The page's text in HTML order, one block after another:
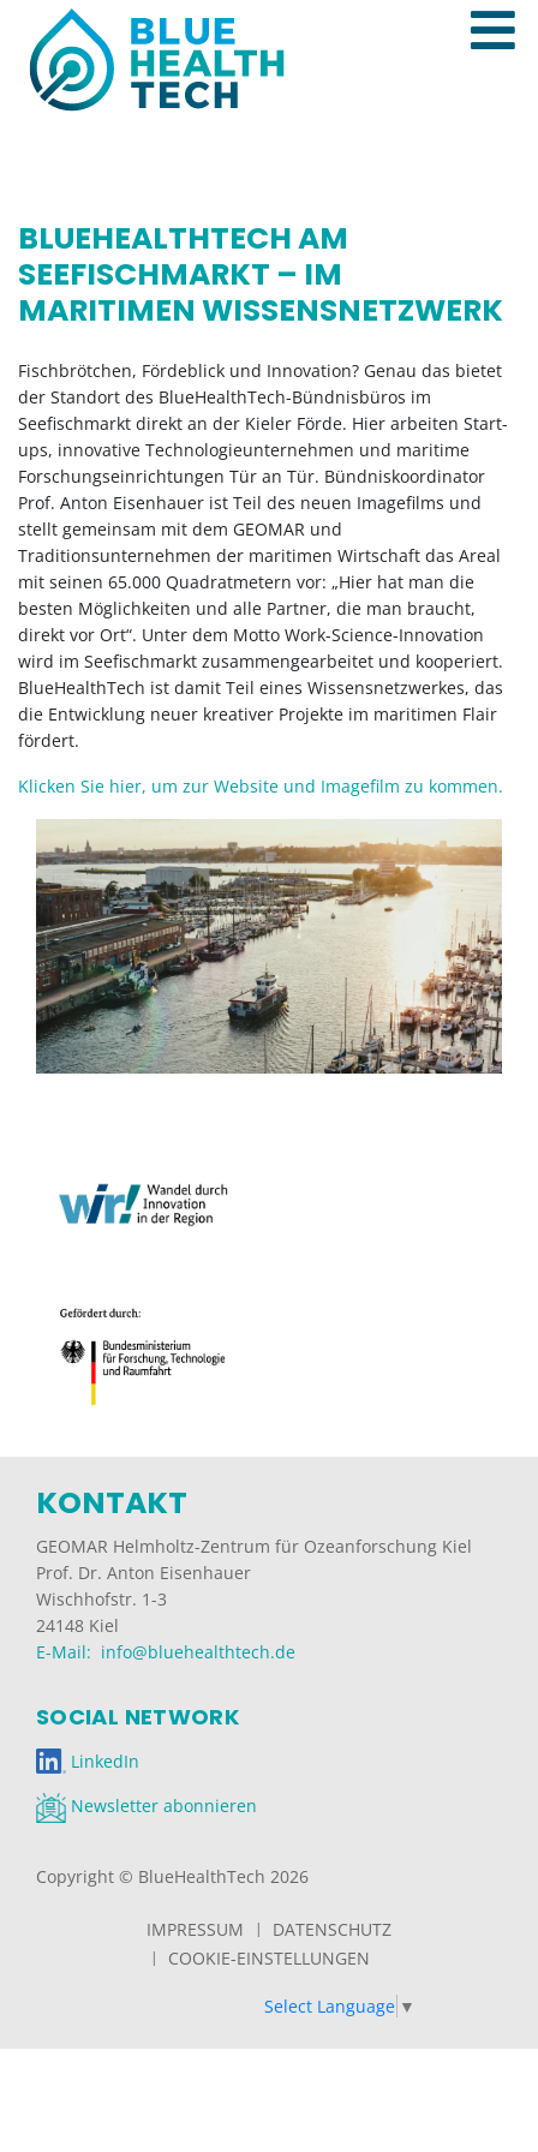
BLUEHEALTHTECH AM
SEEFISCHMARKT – IM
MARITIMEN WISSENSNETZWERK
Fischbrötchen, Fördeblick und Innovation? Genau das bietet
der Standort des BlueHealthTech-Bündnisbüros im
Seefischmarkt direkt an der Kieler Förde. Hier arbeiten Start-
ups, innovative Technologieunternehmen und maritime
Forschungseinrichtungen Tür an Tür. Bündniskoordinator
Prof. Anton Eisenhauer ist Teil des neuen Imagefilms und
stellt gemeinsam mit dem GEOMAR und
Traditionsunternehmen der maritimen Wirtschaft das Areal
mit seinen 65.000 Quadratmetern vor: „Hier hat man die
besten Möglichkeiten und alle Partner, die man braucht,
direkt vor Ort“. Unter dem Motto Work-Science-Innovation
wird im Seefischmarkt zusammengearbeitet und kooperiert.
BlueHealthTech ist damit Teil eines Wissensnetzwerkes, das
die Entwicklung neuer kreativer Projekte im maritimen Flair
fördert.
Klicken Sie hier, um zur Website und Imagefilm zu kommen.
KONTAKT
GEOMAR Helmholtz-Zentrum für Ozeanforschung Kiel
Prof. Dr. Anton Eisenhauer
Wischhofstr. 1-3
24148 Kiel
E-Mail: info@bluehealthtech.de
SOCIAL NETWORK
LinkedIn
Newsletter abonnieren
Copyright © BlueHealthTech 2026
IMPRESSUM
DATENSCHUTZ
COOKIE-EINSTELLUNGEN
Select Language ▼